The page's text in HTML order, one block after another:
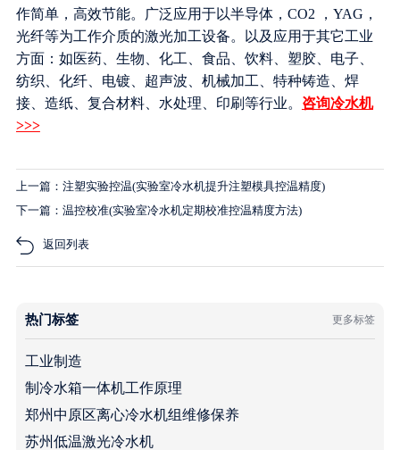
作简单，高效节能。广泛应用于以半导体，CO2 ，YAG，
光纤等为工作介质的激光加工设备。以及应用于其它工业
方面：如医药、生物、化工、食品、饮料、塑胶、电子、
纺织、化纤、电镀、超声波、机械加工、特种铸造、焊
接、造纸、复合材料、水处理、印刷等行业。 咨询冷水机
>>>
上一篇：注塑实验控温(实验室冷水机提升注塑模具控温精度)
下一篇：温控校准(实验室冷水机定期校准控温精度方法)
返回列表
热门标签 更多标签
工业制造
制冷水箱一体机工作原理
郑州中原区离心冷水机组维修保养
苏州低温激光冷水机